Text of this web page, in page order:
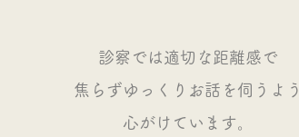
​診察では適切な距離感で
焦らずゆっくりお話を伺うよう
心がけています。